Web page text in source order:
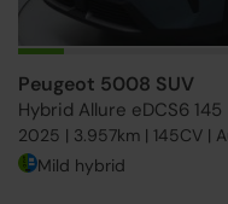
Peugeot 5008 SUV
Hybrid Allure eDCS6 145
2025 | 3.957km | 145CV |
Mild hybrid